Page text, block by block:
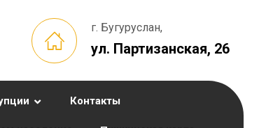
г. Бугуруслан,
ул. Партизанская, 26
Контакты